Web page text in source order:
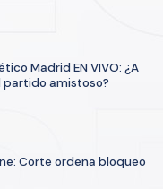
Madrid EN VIVO: ¿A
partido amistoso?
Corte ordena bloqueo